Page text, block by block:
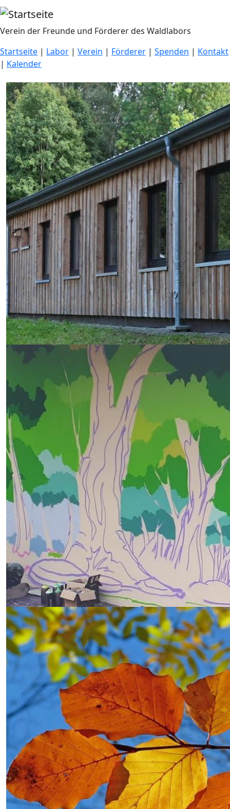
Direkt zum Inhalt
Verein der Freunde und Förderer des Waldlabors
Startseite | Labor | Verein | Förderer | Spenden | Kontakt
| Kalender